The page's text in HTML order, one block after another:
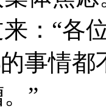
：“各
事情
”